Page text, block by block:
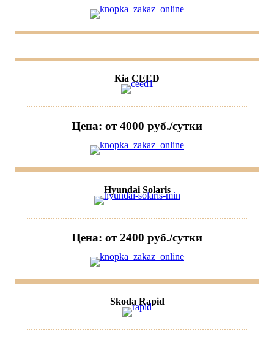
Kia CEED
Цена: от 4000 руб./сутки
Hyundai Solaris
Цена: от 2400 руб./сутки
Skoda Rapid